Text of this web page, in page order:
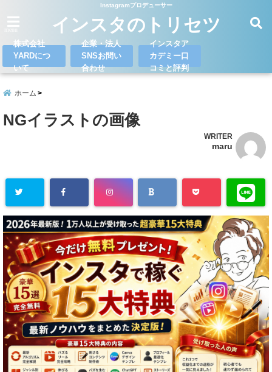
Instagramプロデューサー
インスタのトリセツ
株式会社
YARDにつ
いて
企業・法人
SNSお問い
合わせ
インスタア
カデミー口
コミと評判
ホーム
NGイラストの画像
WRITER
maru